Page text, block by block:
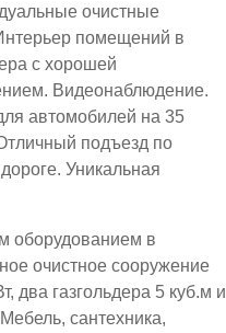
очистные
помещений в
с хорошей
Видеонаблюдение.
автомобилей на 35
подъезд по
Уникальная
оборудованием в
очистное сооружение
два газгольдера 5 куб.м и
сантехника,